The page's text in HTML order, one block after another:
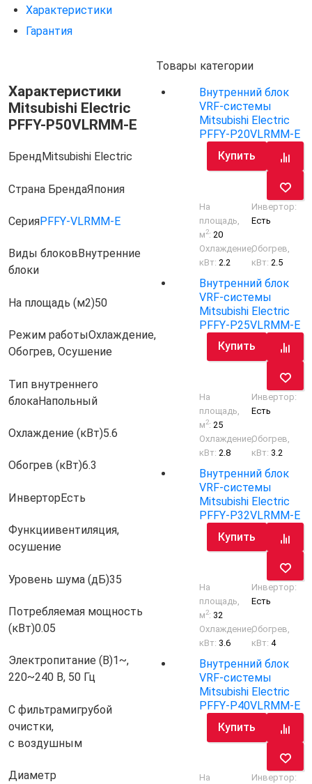
Характеристики
Гарантия
Характеристики
Mitsubishi Electric
PFFY-P50VLRMM-E
БрендMitsubishi Electric
Страна БрендаЯпония
СерияPFFY-VLRMM-E
Виды блоков Внутренние
блоки
На площадь (м2)50
Режим работыОхлаждение,
Обогрев, Осушение
Тип внутреннего
блокаНапольный
Охлаждение (кВт)5.6
Обогрев (кВт)6.3
ИнверторЕсть
Функциивентиляция,
осушение
Уровень шума (дБ)35
Потребляемая мощность
(кВт)0.05
Электропитание (В)1~,
220~240 В, 50 Гц
С фильтрамигрубой
очистки,
с воздушным
Диаметр
Товары категории
Внутренний блок
VRF-системы
Mitsubishi Electric
PFFY-P20VLRMM-E
Купить
На
площадь,
м2: 20
Инвертор:
Есть
Охлаждение,
кВт: 2.2
Обогрев,
кВт: 2.5
Внутренний блок
VRF-системы
Mitsubishi Electric
PFFY-P25VLRMM-E
Купить
На
площадь,
м2: 25
Инвертор:
Есть
Охлаждение,
кВт: 2.8
Обогрев,
кВт: 3.2
Внутренний блок
VRF-системы
Mitsubishi Electric
PFFY-P32VLRMM-E
Купить
На
площадь,
м2: 32
Инвертор:
Есть
Охлаждение,
кВт: 3.6
Обогрев,
кВт:4
Внутренний блок
VRF-системы
Mitsubishi Electric
PFFY-P40VLRMM-E
Купить
На
Инвертор: